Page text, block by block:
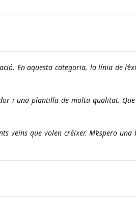
En aquesta categoria, la línia de
i una plantilla de molta qualitat.
veïns que volen créixer. M’espero una